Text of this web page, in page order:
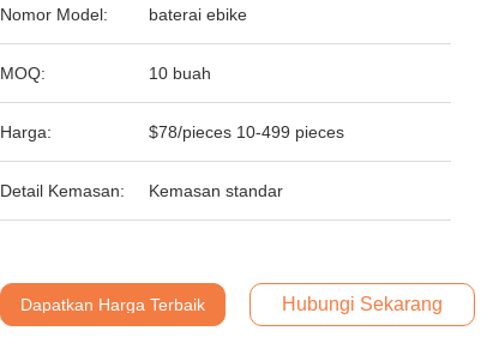
Nomor Model: baterai ebike
MOQ: 10 buah
Harga: $78/pieces 10-499 pieces
Detail Kemasan: Kemasan standar
Dapatkan Harga Terbaik Hubungi Sekarang